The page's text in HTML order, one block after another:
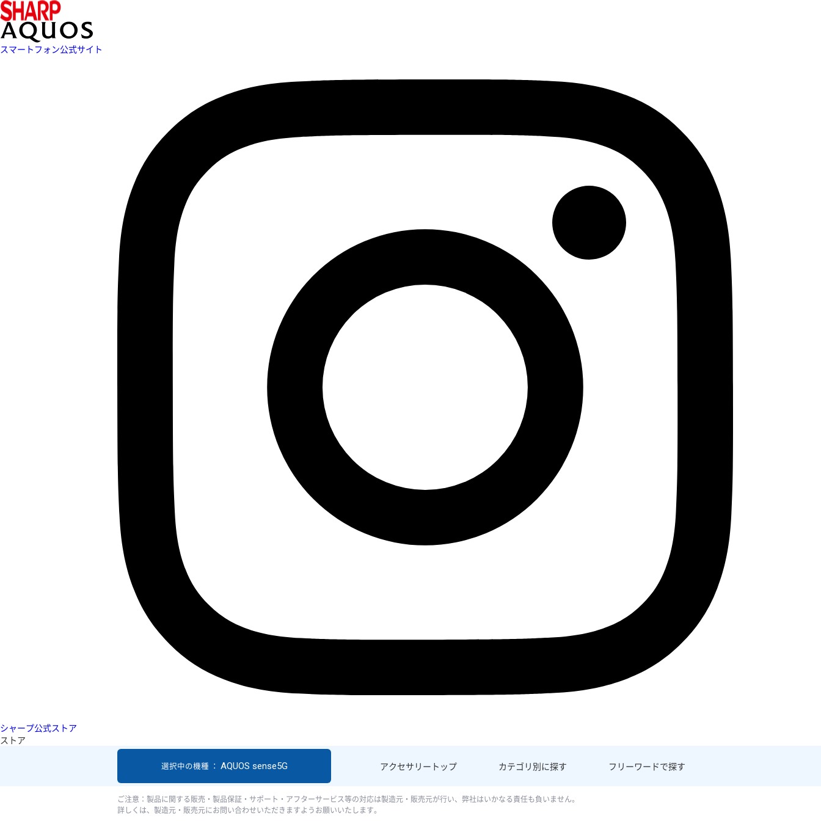
スマートフォン公式サイト
シャープ公式ストア
ストア
アクセサリー トップ カテゴリ別に探す フリーワードで探す
選択中の機種 ： AQUOS sense5G
ご注意：製品に関する販売・製品保証・サポート・アフターサービス等の対応は製造元・販売元が行い、弊社はいかなる責任も負いません。
詳しくは、製造元・販売元にお問い合わせいただきますようお願いいたします。